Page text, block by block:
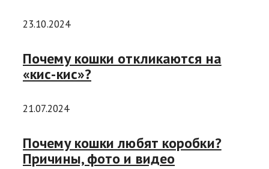
23.10.2024
Почему кошки откликаются на
«кис-кис»?
21.07.2024
Почему кошки любят коробки?
Причины, фото и видео